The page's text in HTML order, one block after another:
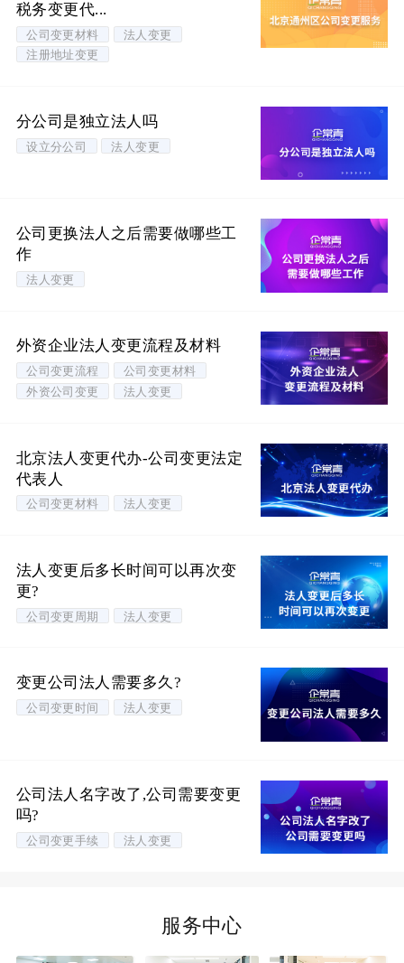
税务变更代...
公司变更材料
法人变更
注册地址变更
分公司是独立法人吗
设立分公司 法人变更
公司更换法人之后需要做哪些工
作
法人变更
外资企业法人变更流程及材料
公司变更流程
公司变更材料
外资公司变更
法人变更
北京法人变更代办-公司变更法定
代表人
公司变更材料 法人变更
法人变更后多长时间可以再次变
更?
公司变更周期 法人变更
变更公司法人需要多久?
公司变更时间 法人变更
公司法人名字改了,公司需要变更
吗?
公司变更手续 法人变更
服务中心